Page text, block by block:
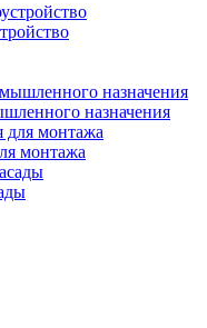
назначения
монтажа